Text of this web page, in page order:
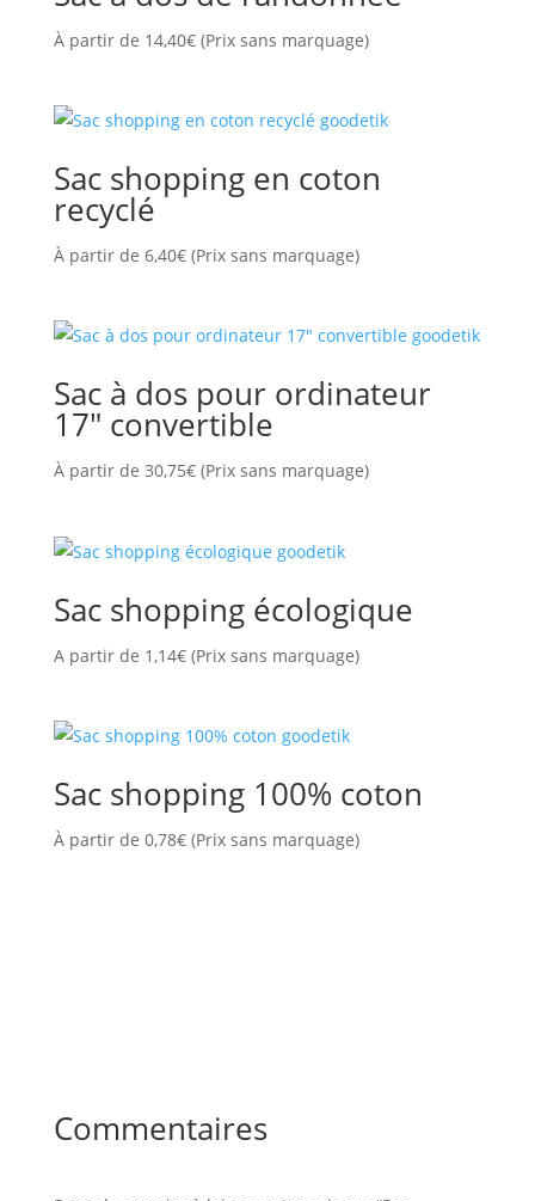
À partir de 14,40€(Prix sans marquage)
Sac shopping en coton
recyclé
À partir de 6,40€(Prix sans marquage)
Sac à dos pour ordinateur
17″ convertible
À partir de 30,75€(Prix sans marquage)
Sac shopping écologique
A partir de 1,14€(Prix sans marquage)
Sac shopping 100% coton
À partir de 0,78€(Prix sans marquage)
Commentaires